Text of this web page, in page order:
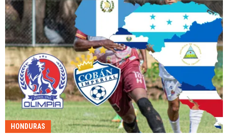
HONDURAS